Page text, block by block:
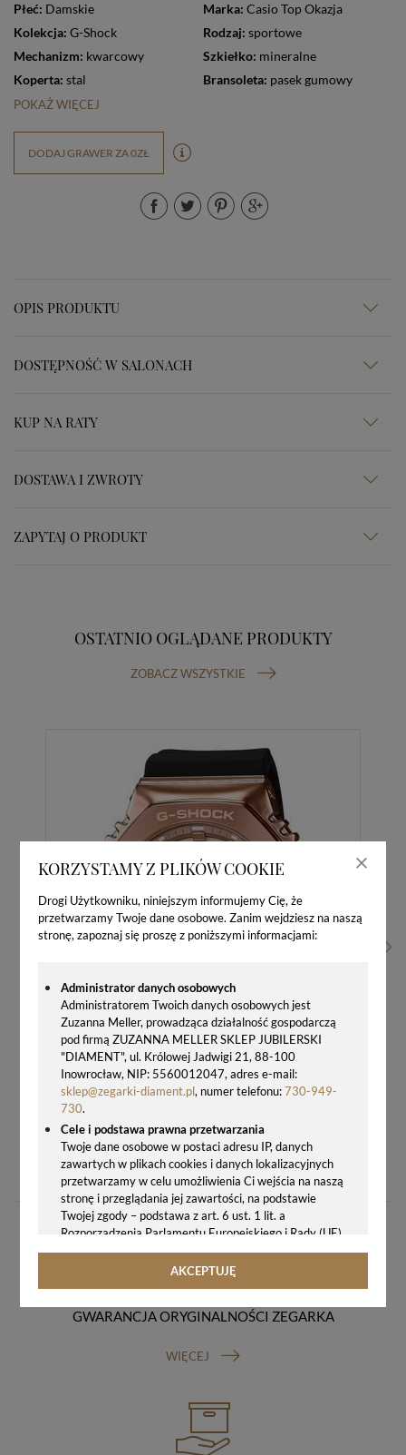
KORZYSTAMY Z PLIKÓW COOKIE
Drogi Użytkowniku, niniejszym informujemy Cię, że
przetwarzamy Twoje dane osobowe. Zanim wejdziesz na naszą
stronę, zapoznaj się proszę z poniższymi informacjami:
Administrator danych osobowych
Administratorem Twoich danych osobowych jest
Zuzanna Meller, prowadząca działalność gospodarczą
pod firmą ZUZANNA MELLER SKLEP JUBILERSKI
"DIAMENT", ul. Królowej Jadwigi 21, 88-100
Inowrocław, NIP: 5560012047, adres e-mail:
sklep@zegarki-diament.pl, numer telefonu:730-949-
730.
Cele i podstawa prawna przetwarzania
Twoje dane osobowe w postaci adresu IP, danych
zawartych w plikach cookies i danych lokalizacyjnych
przetwarzamy w celu umożliwienia Ci wejścia na naszą
stronę i przeglądania jej zawartości, na podstawie
Twojej zgody – podstawa z art. 6 ust. 1 lit. a
Rozporządzenia Parlamentu Europejskiego i Rady (UE)
2016/679 z 27.04.2016 r. w sprawie ochrony osób
fizycznych w związku z przetwarzaniem danych
rozporządzenie o ochronie danych, tj. RODO).
Twoje dane osobowe możemy udostępniać
poleceniami. Przekazujemy Twoje dane poza teren
Okres przechowywania danych
AKCEPTUJĘ
Płeć: Damskie Marka: Casio Top Okazja
Kolekcja: G-Shock Rodzaj: sportowe
Mechanizm: kwarcowy Szkiełko: mineralne
Koperta: stal Bransoleta: pasek gumowy
POKAŻ WIĘCEJ
DODAJ GRAWER ZA 0ZŁ
OPIS PRODUKTU
DOSTĘPNOŚĆ W SALONACH
KUP NA RATY
DOSTAWA I ZWROTY
ZAPYTAJ O PRODUKT
OSTATNIO OGLĄDANE PRODUKTY
ZOBACZ WSZYSTKIE
ZEGAREK DAMSKI CASIO G-SHOCK GM-S2100PG-1A4ER
799,00 zł
GWARANCJA ORYGINALNOŚCI ZEGARKA
WIĘCEJ